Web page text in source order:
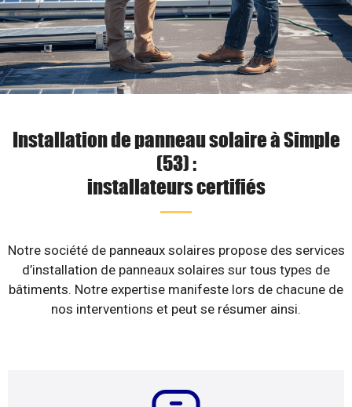
Installation de panneau solaire à Simple
(53) :
installateurs certifiés
Notre société de panneaux solaires propose des services
d’installation de panneaux solaires sur tous types de
bâtiments. Notre expertise manifeste lors de chacune de
nos interventions et peut se résumer ainsi.